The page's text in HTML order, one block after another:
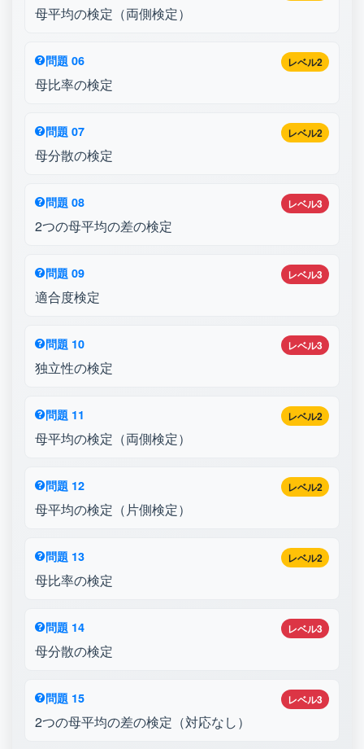
母平均の検定（両側検定）
レベル2
問題 06
母比率の検定
レベル2
問題 07
母分散の検定
レベル3
問題 08
2つの母平均の差の検定
レベル3
問題 09
適合度検定
レベル3
問題 10
独立性の検定
レベル2
問題 11
母平均の検定（両側検定）
レベル2
問題 12
母平均の検定（片側検定）
レベル2
問題 13
母比率の検定
レベル3
問題 14
母分散の検定
レベル3
問題 15
2つの母平均の差の検定（対応なし）